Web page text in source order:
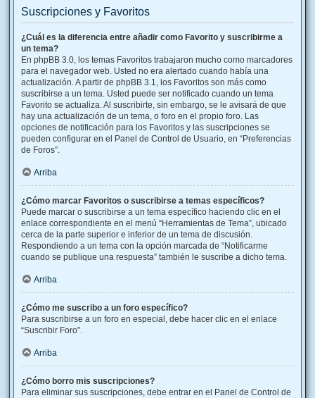
Suscripciones y Favoritos
¿Cuál es la diferencia entre añadir como Favorito y suscribirme a
un tema?
En phpBB 3.0, los temas Favoritos trabajaron mucho como marcadores
para el navegador web. Usted no era alertado cuando había una
actualización. A partir de phpBB 3.1, los Favoritos son más como
suscribirse a un tema. Usted puede ser notificado cuando un tema
Favorito se actualiza. Al suscribirte, sin embargo, se le avisará de que
hay una actualización de un tema, o foro en el propio foro. Las
opciones de notificación para los Favoritos y las suscripciones se
pueden configurar en el Panel de Control de Usuario, en “Preferencias
de Foros”.
Arriba
¿Cómo marcar Favoritos o suscribirse a temas específicos?
Puede marcar o suscribirse a un tema específico haciendo clic en el
enlace correspondiente en el menú “Herramientas de Tema”, ubicado
cerca de la parte superior e inferior de un tema de discusión.
Respondiendo a un tema con la opción marcada de “Notificarme
cuando se publique una respuesta” también le suscribe a dicho tema.
Arriba
¿Cómo me suscribo a un foro específico?
Para suscribirse a un foro en especial, debe hacer clic en el enlace
“Suscribir Foro”.
Arriba
¿Cómo borro mis suscripciones?
Para eliminar sus suscripciones, debe entrar en el Panel de Control de